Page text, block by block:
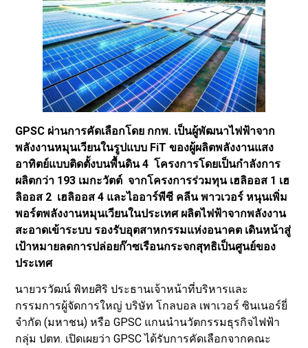
GPSC ผ่านการคัดเลือกโดย กกพ. เป็นผู้พัฒนาไฟฟ้าจาก
พลังงานหมุนเวียนในรูปแบบ FiT ของผู้ผลิตพลังงานแสง
อาทิตย์แบบติดตั้งบนพื้นดิน 4 โครงการโดยเป็นกำลังการ
ผลิตกว่า 193 เมกะวัตต์ จากโครงการร่วมทุน เฮลิออส 1 เฮ
ลิออส 2 เฮลิออส 4 และไออาร์พีซี คลีน พาวเวอร์ หนุนเพิ่ม
พอร์ตพลังงานหมุนเวียนในประเทศ ผลิตไฟฟ้าจากพลังงาน
สะอาดเข้าระบบ รองรับอุตสาหกรรมแห่งอนาคต เดินหน้าสู่
เป้าหมายลดการปล่อยก๊าซเรือนกระจกสุทธิเป็นศูนย์ของ
ประเทศ
นายวรวัฒน์ พิทยศิริ ประธานเจ้าหน้าที่บริหารและ
กรรมการผู้จัดการใหญ่ บริษัท โกลบอล เพาเวอร์ ซินเนอร์ยี่
จำกัด (มหาชน) หรือ GPSC แกนนำนวัตกรรมธุรกิจไฟฟ้า
กลุ่ม ปตท. เปิดเผยว่า GPSC ได้รับการคัดเลือกจากคณะ